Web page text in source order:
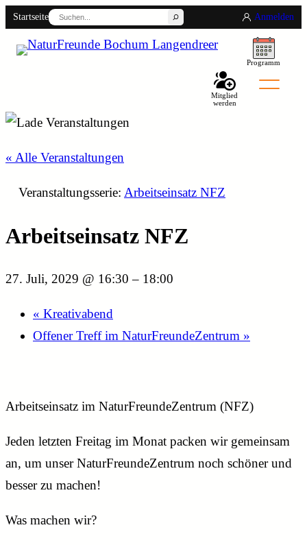
Startseite
Suchen
Anmelden
Programm
Mitglied
werden
Back
« Alle Veranstaltungen
Veranstaltungsserie: Arbeitseinsatz NFZ
Arbeitseinsatz NFZ
27. Juli, 2029 @ 16:30 – 18:00
« Kreativabend
Offener Treff im NaturFreundeZentrum »
Arbeitseinsatz im NaturFreundeZentrum (NFZ)
Jeden letzten Freitag im Monat packen wir gemeinsam
an, um unser NaturFreundeZentrum noch schöner und
besser zu machen!
Was machen wir?